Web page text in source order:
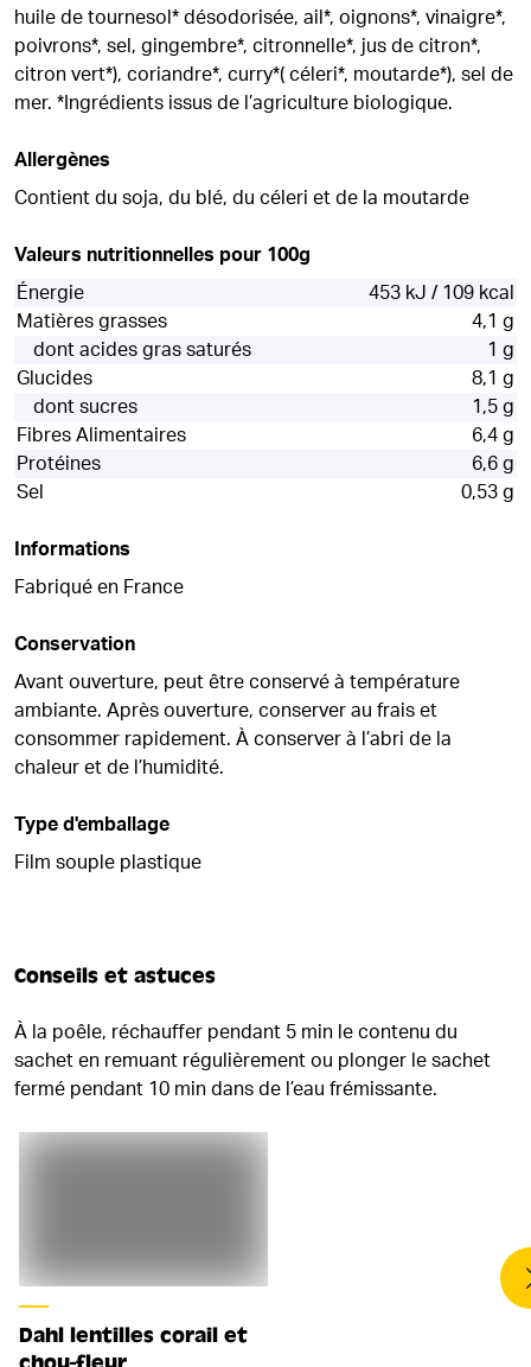
huile de tournesol* désodorisée, ail*, oignons*, vinaigre*,
poivrons*, sel, gingembre*, citronnelle*, jus de citron*,
citron vert*), coriandre*, curry*( céleri*, moutarde*), sel de
mer. *Ingrédients issus de l’agriculture biologique.
Allergènes
Contient du soja, du blé, du céleri et de la moutarde
Valeurs nutritionnelles pour 100g
Énergie
453 kJ / 109 kcal
Matières grasses
4,1 g
dont acides gras saturés
1 g
Glucides
8,1 g
dont sucres
1,5 g
Fibres Alimentaires
6,4 g
Protéines
6,6 g
Sel
0,53 g
Informations
Fabriqué en France
Conservation
Avant ouverture, peut être conservé à température
ambiante. Après ouverture, conserver au frais et
consommer rapidement. À conserver à l’abri de la
chaleur et de l’humidité.
Type d'emballage
Film souple plastique
Conseils et astuces
À la poêle, réchauffer pendant 5 min le contenu du
sachet en remuant régulièrement ou plonger le sachet
fermé pendant 10 min dans de l’eau frémissante.
Dahl lentilles corail et